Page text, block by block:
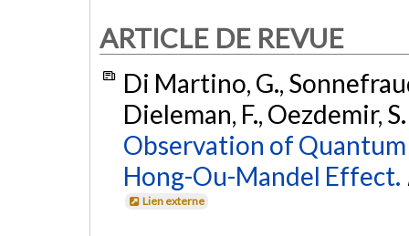
ARTICLE DE REVUE
Di Martino, G.,
Dieleman, F., Oezdemir,
Observation of
Hong-Ou-Mandel Effect.
Lien externe